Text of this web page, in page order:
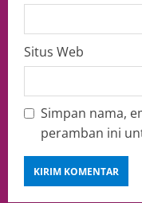
Situs Web
Simpan nama,
peramban ini